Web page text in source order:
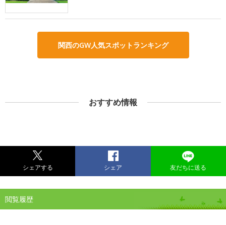
関西のGW人気スポットランキング
おすすめ情報
シェアする シェア 友だちに送る
閲覧履歴